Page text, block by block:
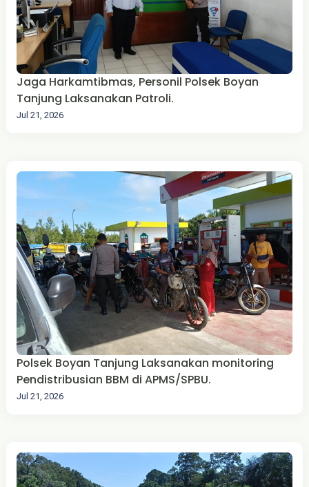
Jaga Harkamtibmas, Personil Polsek Boyan
Tanjung Laksanakan Patroli.
Jul 21, 2026
Polsek Boyan Tanjung Laksanakan monitoring
Pendistribusian BBM di APMS/SPBU.
Jul 21, 2026